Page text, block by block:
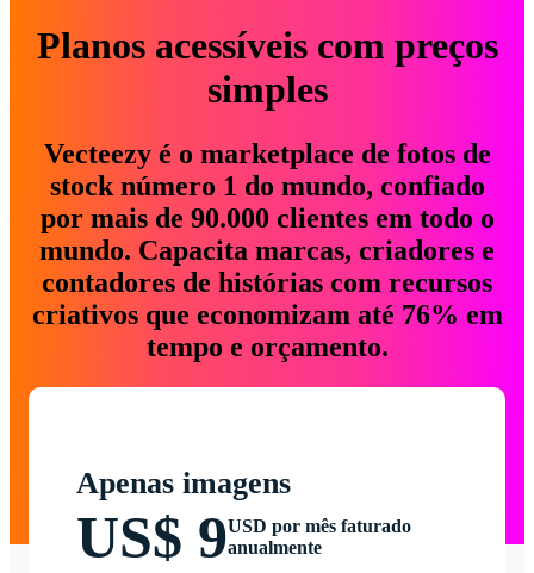
Planos acessíveis com preços
simples
Vecteezy é o marketplace de fotos de
stock número 1 do mundo, confiado
por mais de 90.000 clientes em todo o
mundo. Capacita marcas, criadores e
contadores de histórias com recursos
criativos que economizam até 76% em
tempo e orçamento.
Apenas imagens
US$ 9USD por mês faturado
anualmente